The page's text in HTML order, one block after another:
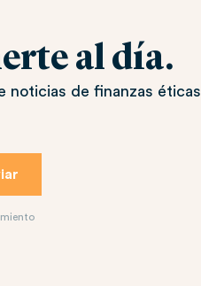
al día.
noticias de finanzas éticas